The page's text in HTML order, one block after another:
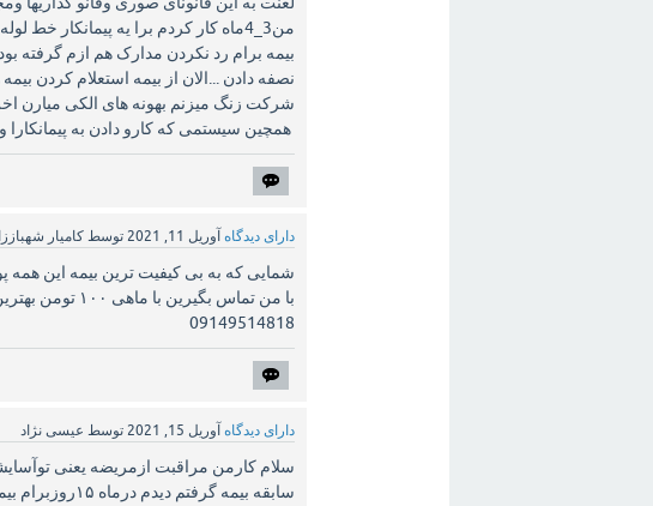
نصفه دادن ...الان از بیمه استعلام کردن
شرکت زنگ میزنم بهونه های الکی میارن
همچین سیستمی که کارو دادن به
دارای دیدگاه آوریل 11, 2021 توسطکامیار
شمایی که به بی کیفیت ترین بیمه این همه
با من تماس بگیرین با ماهی ۱۰۰ تومن بهترین بیمه رو با کامل ترین خدمات و مزایا بهتون معرفی کنم
09149514818
دارای دیدگاه آوریل 15, 2021 توسط عیسی نژاد
سابقه بیمه